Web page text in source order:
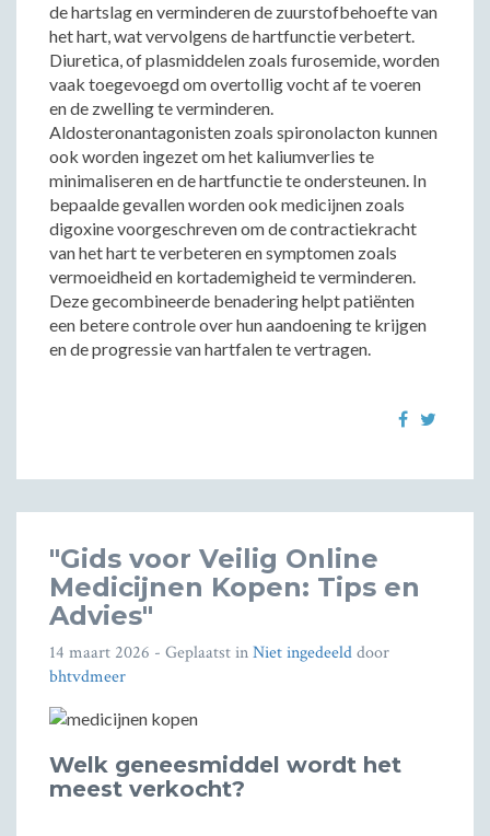
de hartslag en verminderen de zuurstofbehoefte van
het hart, wat vervolgens de hartfunctie verbetert.
Diuretica, of plasmiddelen zoals furosemide, worden
vaak toegevoegd om overtollig vocht af te voeren
en de zwelling te verminderen.
Aldosteronantagonisten zoals spironolacton kunnen
ook worden ingezet om het kaliumverlies te
minimaliseren en de hartfunctie te ondersteunen. In
bepaalde gevallen worden ook medicijnen zoals
digoxine voorgeschreven om de contractiekracht
van het hart te verbeteren en symptomen zoals
vermoeidheid en kortademigheid te verminderen.
Deze gecombineerde benadering helpt patiënten
een betere controle over hun aandoening te krijgen
en de progressie van hartfalen te vertragen.
"Gids voor Veilig Online
Medicijnen Kopen: Tips en
Advies"
14 maart 2026 - Geplaatst inNiet ingedeelddoor
bhtvdmeer
Welk geneesmiddel wordt het
meest verkocht?